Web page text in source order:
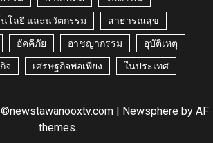
โลยี และนวัตกรรม สาธารณสุข
อัคคีภัย อาชญากรรม อุบัติเหตุ
จ เศรษฐกิจพอเพียง ในประเทศ
| Newsphereby AF
themes.